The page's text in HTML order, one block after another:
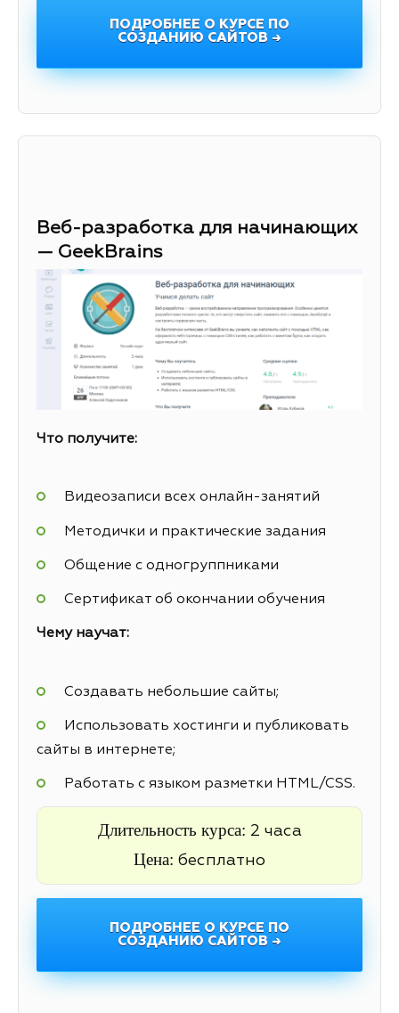
ПОДРОБНЕЕ О КУРСЕ ПО
СОЗДАНИЮ САЙТОВ →
Веб-разработка для начинающих
— GeekBrains
Что получите:
Видеозаписи всех онлайн-занятий
Методички и практические задания
Общение с одногруппниками
Сертификат об окончании обучения
Чему научат:
Создавать небольшие сайты;
Использовать хостинги и публиковать
сайты в интернете;
Работать с языком разметки HTML/CSS.
Длительность курса: 2 часа
Цена: бесплатно
ПОДРОБНЕЕ О КУРСЕ ПО
СОЗДАНИЮ САЙТОВ →